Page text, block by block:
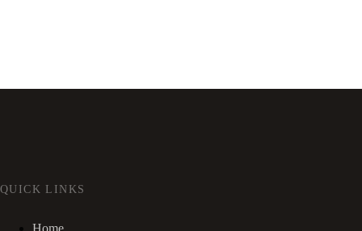
QUICK LINKS